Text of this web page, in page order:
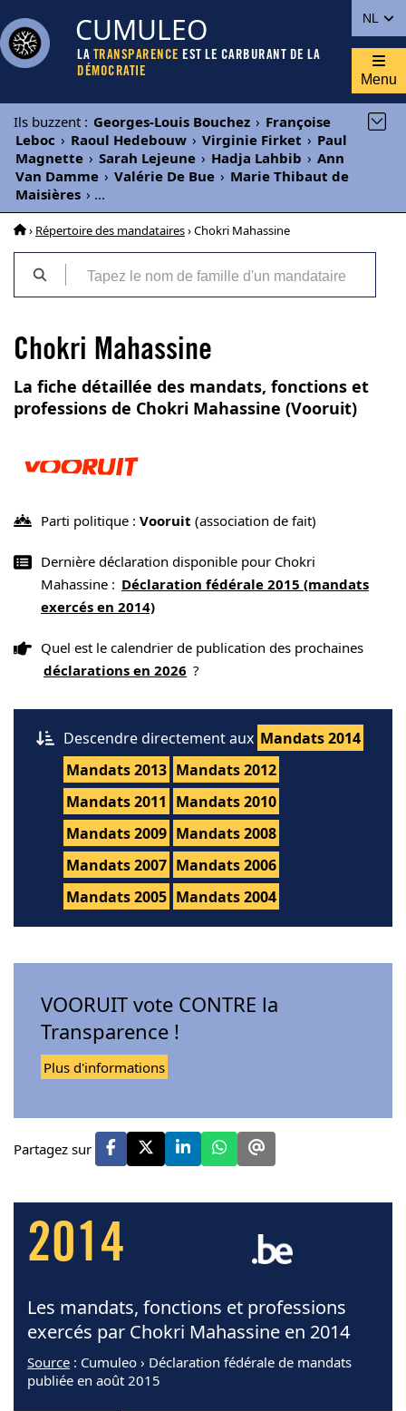
NL
CUMULEO
LA TRANSPARENCE EST LE CARBURANT DE LA
DÉMOCRATIE
Menu
Ils buzzent : Georges-Louis Bouchez › Françoise
Leboc › Raoul Hedebouw › Virginie Firket › Paul
Magnette › Sarah Lejeune › Hadja Lahbib › Ann
Van Damme › Valérie De Bue › Marie Thibaut de
Maisières › ...
› Répertoire des mandataires› Chokri Mahassine
Chokri Mahassine
La fiche détaillée des mandats, fonctions et
professions de Chokri Mahassine (Vooruit)
Parti politique : Vooruit (association de fait)
Dernière déclaration disponible pour Chokri
Mahassine : Déclaration fédérale 2015 (mandats
exercés en 2014)
Quel est le calendrier de publication des prochaines
déclarations en 2026 ?
Descendre directement aux Mandats 2014
Mandats 2013 Mandats 2012
Mandats 2011 Mandats 2010
Mandats 2009 Mandats 2008
Mandats 2007 Mandats 2006
Mandats 2005 Mandats 2004
VOORUIT vote CONTRE la
Transparence !
Plus d'informations
Partagez sur
2014
Les mandats, fonctions et professions
exercés par Chokri Mahassine en 2014
Source : Cumuleo › Déclaration fédérale de mandats
publiée en août 2015